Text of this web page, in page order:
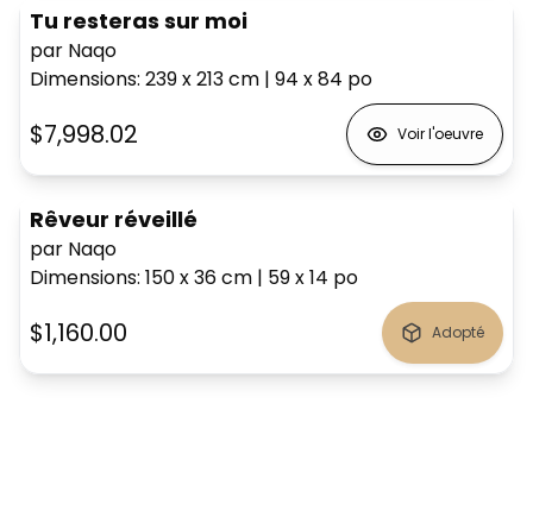
Tu resteras sur moi
par Naqo
Dimensions: 239 x 213cm | 94 x 84 po
$7,998.02 Voir l'oeuvre
Rêveur réveillé
par Naqo
Dimensions: 150 x 36cm | 59 x 14 po
$1,160.00 Adopté